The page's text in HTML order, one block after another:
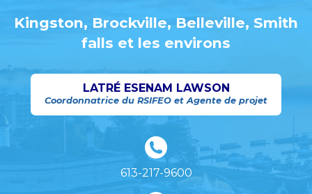
Kingston, Brockville, Belleville, Smith
falls et les environs
LATRÉ ESENAM LAWSON
Coordonnatrice du RSIFEO et Agente de projet
613-217-9600